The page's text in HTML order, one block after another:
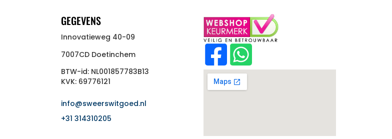
GEGEVENS
Innovatieweg 40-09
7007CD Doetinchem
BTW-id: NL001857783B13
KVK: 69776121
info@sweerswitgoed.nl
+31 314310205